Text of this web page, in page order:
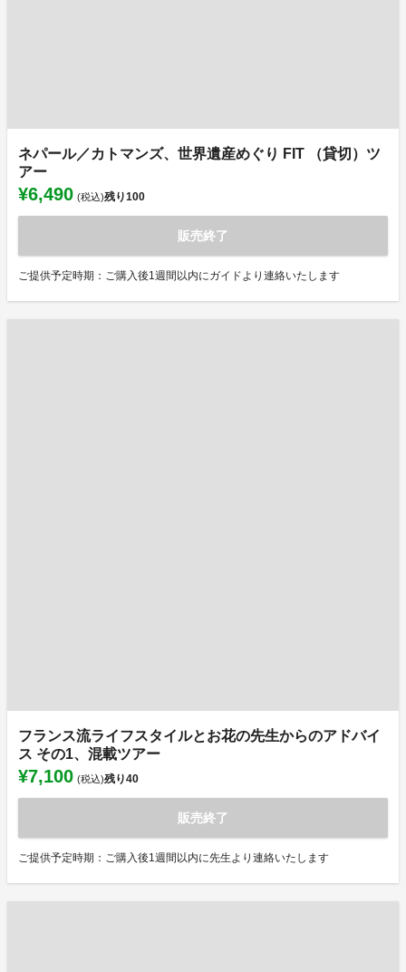
ネパール／カトマンズ、世界遺産めぐり FIT （貸切）ツ
アー
¥6,490 (税込)残り100
販売終了
ご提供予定時期：ご購入後1週間以内にガイドより連絡いたします
フランス流ライフスタイルとお花の先生からのアドバイ
ス その1、混載ツアー
¥7,100 (税込)残り40
販売終了
ご提供予定時期：ご購入後1週間以内に先生より連絡いたします